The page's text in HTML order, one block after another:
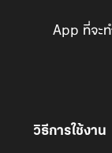
App ที่จะ
วิธีการใช้งาน